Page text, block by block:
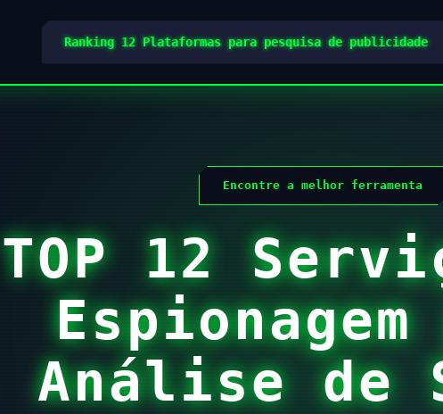
Ranking 12 Plataformas para pesquisa de publicidade
Encontre a melhor ferramenta
TOP 12
Análise de